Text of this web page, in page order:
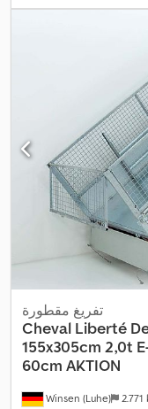
250 مم , سنة الصنع:2025
Winsen (Luhe) 2.771
تفريغ مقطورة
Cheval Liberté
155x305cm 2,0t
60cm AKTION